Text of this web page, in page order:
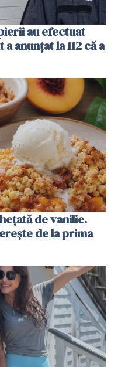
au efectuat
anunțat la 112 că a
de vanilie.
de la prima